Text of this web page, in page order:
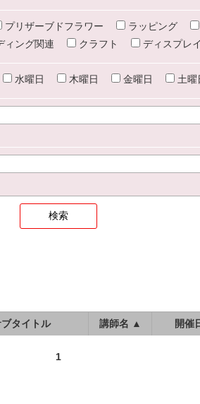
プリザーブドフラワー ラッピング
ィング関連 クラフト ディスプレイ
水曜日 木曜日 金曜日 土曜
タイトル 講師名 ▲ 開催
1